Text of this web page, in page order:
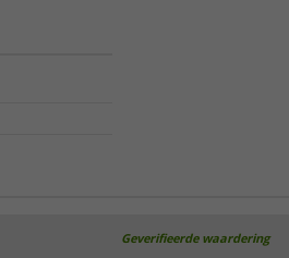
Geverifieerde waardering